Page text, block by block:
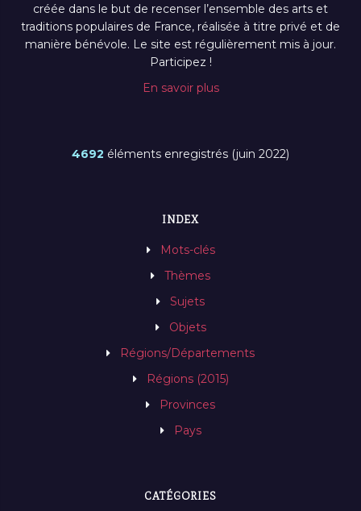
créée dans le but de recenser l’ensemble des arts et
traditions populaires de France, réalisée à titre privé et de
manière bénévole. Le site est régulièrement mis à jour.
Participez !
En savoir plus
4692 éléments enregistrés (juin 2022)
INDEX
Mots-clés
Thèmes
Sujets
Objets
Régions/Départements
Régions (2015)
Provinces
Pays
CATÉGORIES